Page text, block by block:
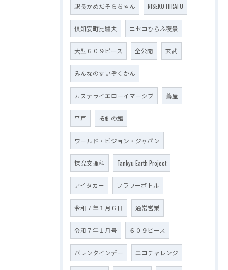
駅長かめだそらちゃん NISEKO HIRAFU
倶知安町比羅夫 ニセコひらふ夜景
大型６０９ピース 全公開 玄武
みんなのすいぞくかん
カステライエローイマーシブ 蔦屋
平戸 按針の館
ワールド・ビジョン・ジャパン
探究文理科 Tankyu Earth Project
アイタカー フラワーボトル
令和７年１月６日 通常営業
令和７年１月号 ６０９ピース
バレンタインデー エコチャレンジ